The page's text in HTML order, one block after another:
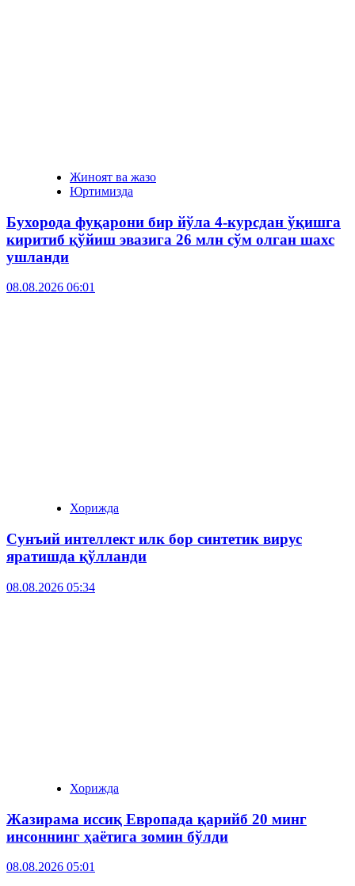
Жиноят ва жазо
Юртимизда
Бухорода фуқарони бир йўла 4-курсдан ўқишга
киритиб қўйиш эвазига 26 млн сўм олган шахс
ушланди
08.08.2026 06:01
Хорижда
Сунъий интеллект илк бор синтетик вирус
яратишда қўлланди
08.08.2026 05:34
Хорижда
Жазирама иссиқ Европада қарийб 20 минг
инсоннинг ҳаётига зомин бўлди
08.08.2026 05:01